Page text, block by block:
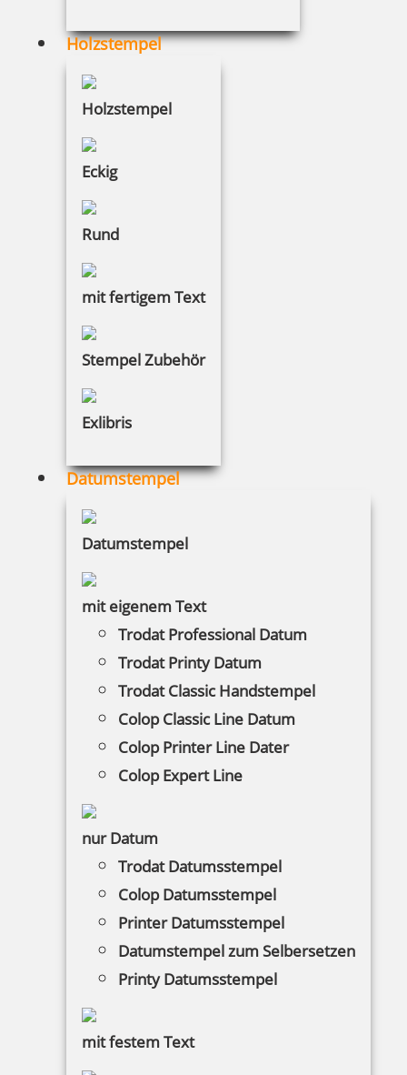
Holzstempel
Holzstempel
Eckig
Rund
mit fertigem Text
Stempel Zubehör
Exlibris
Datumstempel
Datumstempel
mit eigenem Text
Trodat Professional Datum
Trodat Printy Datum
Trodat Classic Handstempel
Colop Classic Line Datum
Colop Printer Line Dater
Colop Expert Line
nur Datum
Trodat Datumsstempel
Colop Datumsstempel
Printer Datumsstempel
Datumstempel zum Selbersetzen
Printy Datumsstempel
mit festem Text
Heri Classic 3102 Stempelkugelschreiber 34x8 mm schwarz
Jetzt gestalten
HERI Großraummine blau
Schreibgeräte mit Stempelfunktion –
Sonderangebote und Restposten
Kugelschreiber, Rollerballs und klassische
Füllfederhalter mit integriertem Stempel